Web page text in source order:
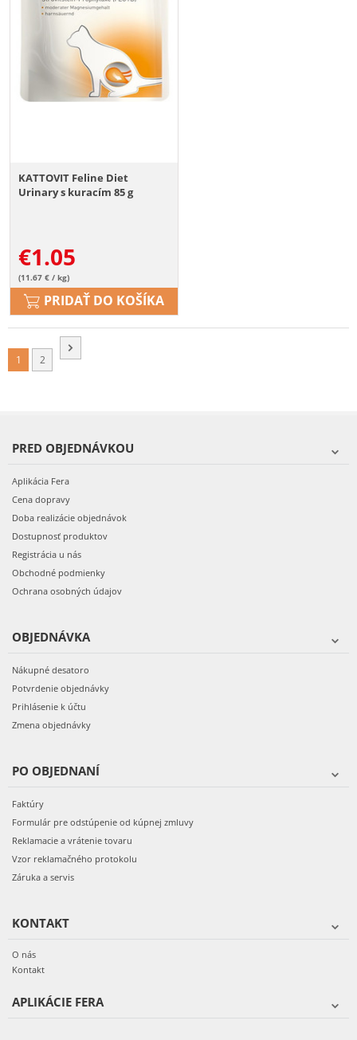
KATTOVIT Feline Diet
Urinary s kuracím 85 g
€1.05
(11.67 € / kg)
PRIDAŤ DO KOŠÍKA
1 2
PRED OBJEDNÁVKOU
Aplikácia Fera
Cena dopravy
Doba realizácie objednávok
Dostupnosť produktov
Registrácia u nás
Obchodné podmienky
Ochrana osobných údajov
OBJEDNÁVKA
Nákupné desatoro
Potvrdenie objednávky
Prihlásenie k účtu
Zmena objednávky
PO OBJEDNANÍ
Faktúry
Formulár pre odstúpenie od kúpnej zmluvy
Reklamacie a vrátenie tovaru
Vzor reklamačného protokolu
Záruka a servis
KONTAKT
O nás
Kontakt
APLIKÁCIE FERA